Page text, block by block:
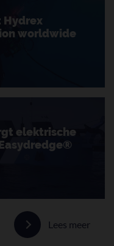
Hydrex
worldwide
elektrische
Lees meer